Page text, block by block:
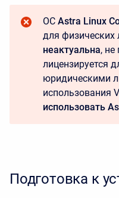
ОС Astra Linux
для
неактуальна, не
лицензируется
юридическими
использования
использовать
Подготовка к